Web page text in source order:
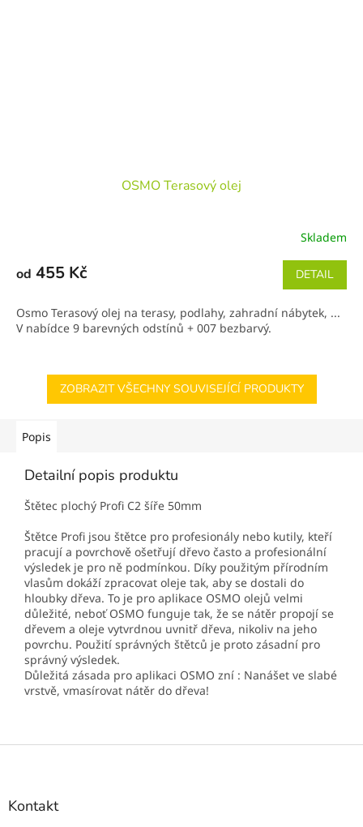
OSMO Terasový olej
Skladem
od 455 Kč DETAIL
Osmo Terasový olej na terasy, podlahy, zahradní nábytek, ...
V nabídce 9 barevných odstínů + 007 bezbarvý.
ZOBRAZIT VŠECHNY SOUVISEJÍCÍ PRODUKTY
Popis
Detailní popis produktu
Štětec plochý Profi C2 šíře 50mm
Štětce Profi jsou štětce pro profesionály nebo kutily, kteří
pracují a povrchově ošetřují dřevo často a profesionální
výsledek je pro ně podmínkou. Díky použitým přírodním
vlasům dokáží zpracovat oleje tak, aby se dostali do
hloubky dřeva. To je pro aplikace OSMO olejů velmi
důležité, neboť OSMO funguje tak, že se nátěr propojí se
dřevem a oleje vytvrdnou uvnitř dřeva, nikoliv na jeho
povrchu. Použití správných štětců je proto zásadní pro
správný výsledek.
Důležitá zásada pro aplikaci OSMO zní : Nanášet ve slabé
vrstvě, vmasírovat nátěr do dřeva!
Z
Kontakt